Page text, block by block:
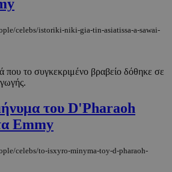
celebs/istoriki-niki-gia-tin-asiatissa-a-sawai-
το συγκεκριμένο βραβείο δόθηκε σε
του D'Pharaoh
Emmy
celebs/to-isxyro-minyma-toy-d-pharaoh-
Cloudflare Inc.